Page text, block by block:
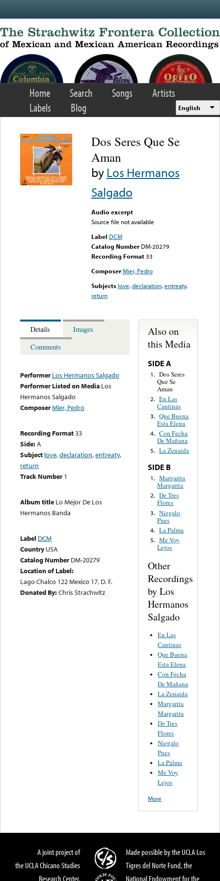
Home Search Songs
Artists
Labels
Blog English
Dos Seres Que Se
Aman
byLos Hermanos
Salgado
Audio excerpt
Source file not available
Label DCM
Catalog Number DM-20279
Recording Format33
Composer Mier, Pedro
Subjects love,declaration,entreaty,
return
Details
Images
Comments
Performer Los Hermanos Salgado
Performer Listed on Media Los
Hermanos Salgado
ComposerMier, Pedro
Recording Format33
Side:A
Subject love,declaration,entreaty,
return
Track Number 1
Album title Lo Mejor De Los
Hermanos Banda
Label DCM
Country USA
Catalog Number DM-20279
Location of Label:
Lago Chalco 122 Mexico 17, D. F.
Donated By:Chris Strachwitz
Also on
this Media
SIDE A
1. Dos Seres
Que Se
Aman
2. En Las
Cantinas
3. Que Buena
Esta Elena
4. Con Fecha
De Mañana
5. La Zenaida
SIDE B
1. Margarita
Margarita
2. De Tres
Flores
3. Niegalo
Pues
4. La Palma
5. Me Voy
Lejos
Other
Recordings
by Los
Hermanos
Salgado
En Las
Cantinas
Que Buena
Esta Elena
Con Fecha
De Mañana
La Zenaida
Margarita
Margarita
De Tres
Flores
Niegalo
Pues
La Palma
Me Voy
Lejos
More
A joint project of
the UCLA Chicano Studies
Research Center,
Made possible by the UCLA Los
Tigres del Norte Fund, the
National Endowment for the